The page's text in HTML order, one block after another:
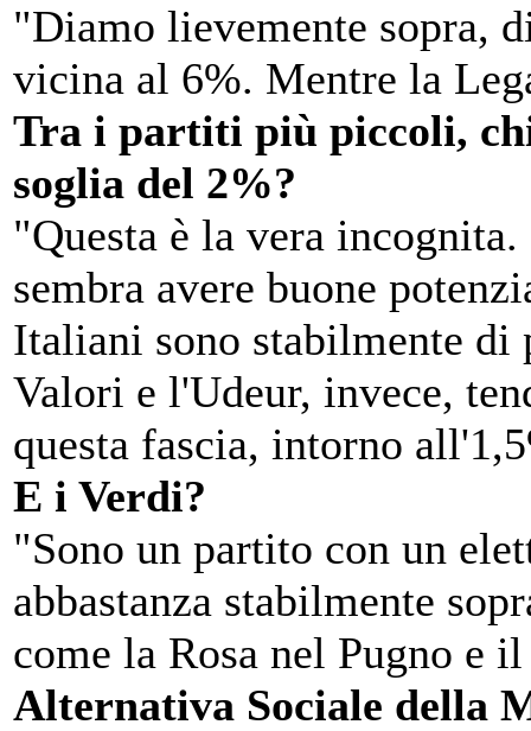
"Diamo lievemente sopra,
vicina al 6%. Mentre la
Tra i partiti più piccoli,
soglia del 2%?
"Questa è la vera
sembra avere buone
Italiani sono stabilmente
Valori e l'Udeur, invece,
questa fascia, intorno
E i Verdi?
"Sono un partito con un
abbastanza stabilmente
come la Rosa nel Pugno e
Alternativa Sociale della